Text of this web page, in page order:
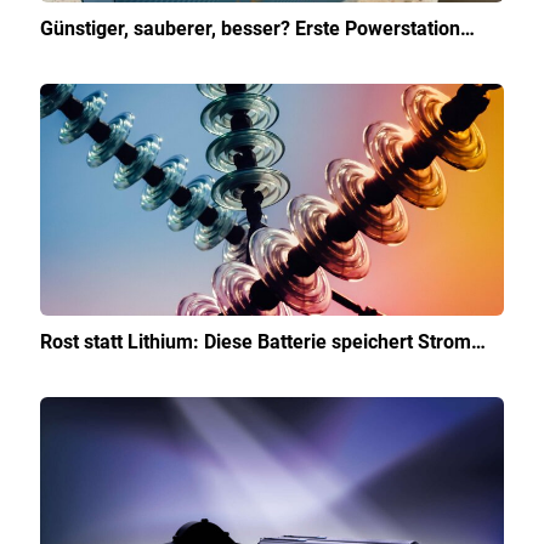
Günstiger, sauberer, besser? Erste Powerstation…
Rost statt Lithium: Diese Batterie speichert Strom…